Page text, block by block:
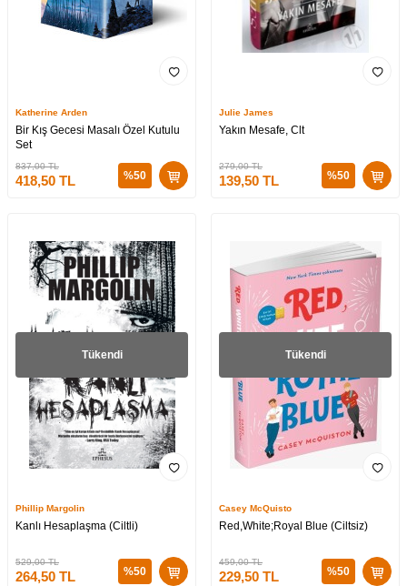
Katherine Arden
Bir Kış Gecesi Masalı Özel Kutulu
Set
837,00TL
418,50 TL %50
Julie James
Yakın Mesafe, Clt
279,00TL
139,50 TL %50
Tükendi
Phillip Margolin
Kanlı Hesaplaşma (Ciltli)
529,00TL
264,50 TL %50
Tükendi
Casey McQuisto
Red,White;Royal Blue (Ciltsiz)
459,00TL
229,50 TL %50